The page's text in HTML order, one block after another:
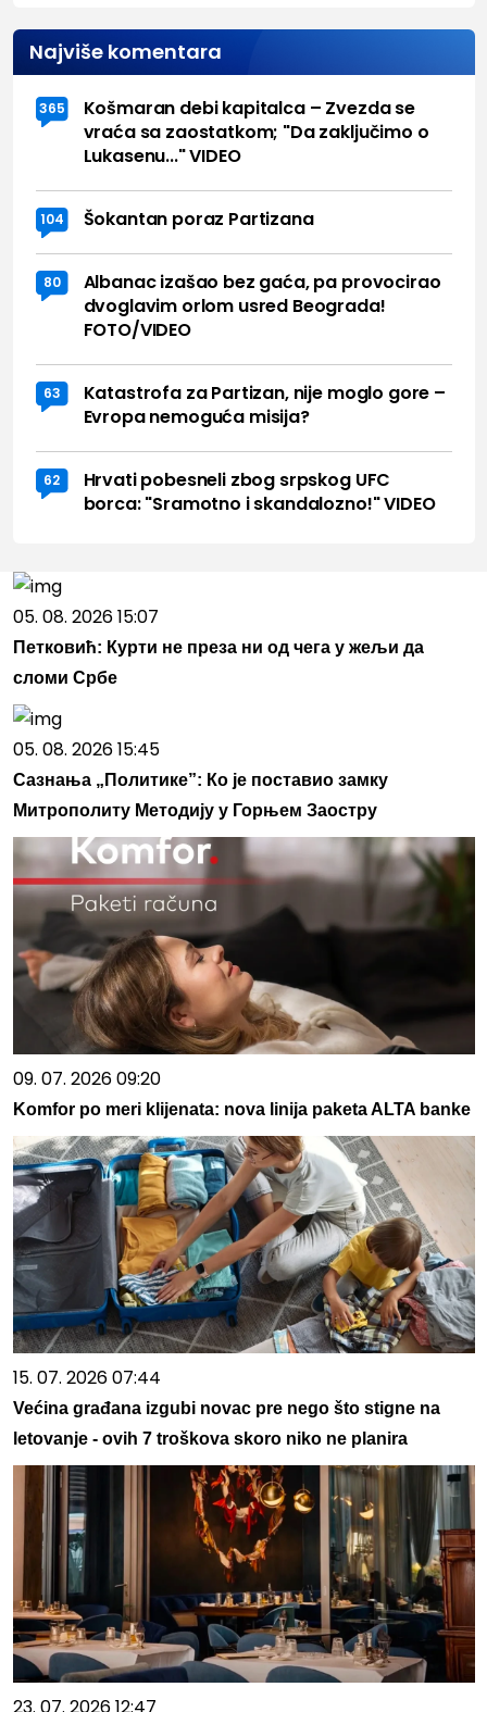
Najviše komentara
365
Košmaran debi kapitalca – Zvezda se
vraća sa zaostatkom; "Da zaključimo o
Lukasenu..." VIDEO
104 Šokantan poraz Partizana
80
Albanac izašao bez gaća, pa provocirao
dvoglavim orlom usred Beograda!
FOTO/VIDEO
63
Katastrofa za Partizan, nije moglo gore –
Evropa nemoguća misija?
62
Hrvati pobesneli zbog srpskog UFC
borca: "Sramotno i skandalozno!" VIDEO
05. 08. 2026 15:07
Петковић: Курти не преза ни од чега у жељи да
сломи Србе
05. 08. 2026 15:45
Сазнања „Политике”: Ко је поставио замку
Митрополиту Методију у Горњем Заостру
09. 07. 2026 09:20
Komfor po meri klijenata: nova linija paketa ALTA banke
15. 07. 2026 07:44
Većina građana izgubi novac pre nego što stigne na
letovanje - ovih 7 troškova skoro niko ne planira